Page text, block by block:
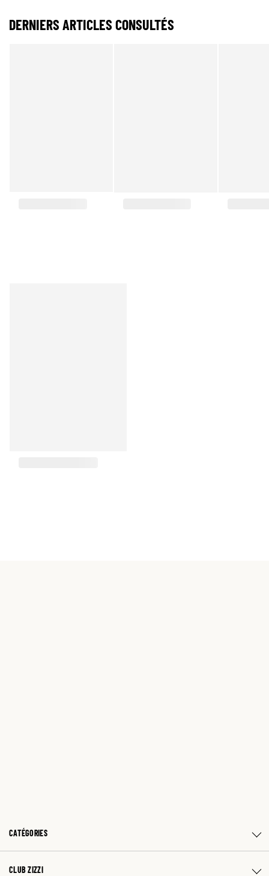
DERNIERS ARTICLES CONSULTÉS
CATÉGORIES
CLUB ZIZZI